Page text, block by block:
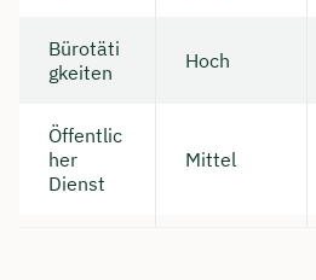
Bürotäti
gkeiten
Hoch
Öffentlic
her
Dienst
Mittel